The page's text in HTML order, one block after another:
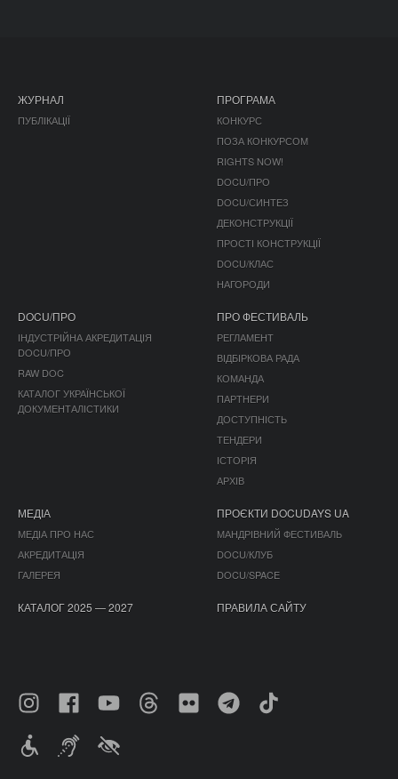
ЖУРНАЛ
ПУБЛІКАЦІЇ
ПРОГРАМА
КОНКУРС
ПОЗА КОНКУРСОМ
RIGHTS NOW!
DOCU/ПРО
DOCU/СИНТЕЗ
ДЕКОНСТРУКЦІЇ
ПРОСТІ КОНСТРУКЦІЇ
DOCU/КЛАС
НАГОРОДИ
DOCU/ПРО
ІНДУСТРІЙНА АКРЕДИТАЦІЯ
DOCU/ПРО
RAW DOC
КАТАЛОГ УКРАЇНСЬКОЇ
ДОКУМЕНТАЛІСТИКИ
ПРО ФЕСТИВАЛЬ
РЕГЛАМЕНТ
ВІДБІРКОВА РАДА
КОМАНДА
ПАРТНЕРИ
ДОСТУПНІСТЬ
ТЕНДЕРИ
ІСТОРІЯ
АРХІВ
МЕДІА
МЕДІА ПРО НАС
АКРЕДИТАЦІЯ
ГАЛЕРЕЯ
ПРОЄКТИ DOCUDAYS UA
МАНДРІВНИЙ ФЕСТИВАЛЬ
DOCU/КЛУБ
DOCU/SPACE
КАТАЛОГ 2025 — 2027 ПРАВИЛА САЙТУ